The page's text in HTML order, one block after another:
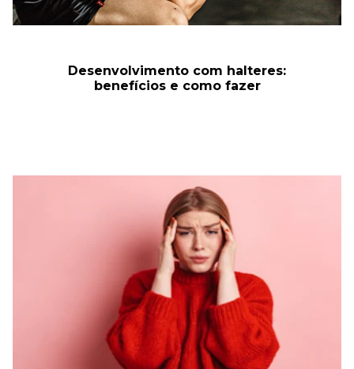
Desenvolvimento com halteres:
benefícios e como fazer